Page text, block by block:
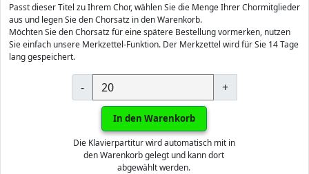
Passt dieser Titel zu Ihrem Chor, wählen Sie die Menge Ihrer Chormitglieder
aus und legen Sie den Chorsatz in den Warenkorb.
Möchten Sie den Chorsatz für eine spätere Bestellung vormerken, nutzen
Sie einfach unsere Merkzettel-Funktion. Der Merkzettel wird für Sie 14 Tage
lang gespeichert.
- +
In den Warenkorb
Die Klavierpartitur wird automatisch mit in
den Warenkorb gelegt und kann dort
abgewählt werden.